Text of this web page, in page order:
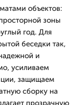
объектов:
зоны
год. Для
беседки так,
и
усиливаем
защищаем
сборку на
прозрачную